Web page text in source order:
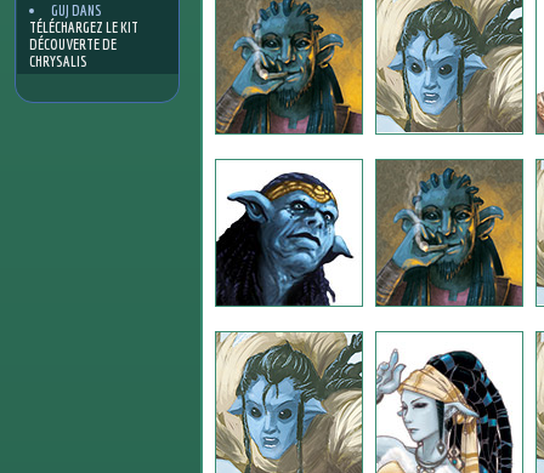
GUJ DANS
TÉLÉCHARGEZ LE KIT
DÉCOUVERTE DE
CHRYSALIS